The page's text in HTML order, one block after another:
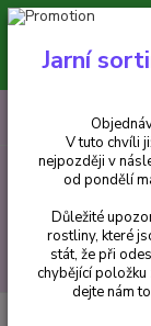
Minimální
V tuto chvíli již
nejpozději v
+420 602 223 614
Jarní
V tuto chvíli
nejpozději v
od pondělí
Důležité
rostliny, které
stát, že při
chybějící položku
dejte nám